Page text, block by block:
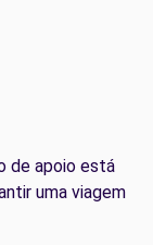
de apoio está
uma viagem